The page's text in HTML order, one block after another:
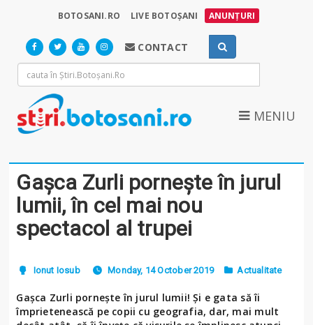
BOTOSANI.RO LIVE BOTOȘANI ANUNȚURI
CONTACT
MENIU
Gașca Zurli pornește în jurul
lumii, în cel mai nou
spectacol al trupei
Ionut Iosub Monday, 14 October 2019 Actualitate
Gașca Zurli pornește în jurul lumii! Și e gata să îi
împrietenească pe copii cu geografia, dar, mai mult